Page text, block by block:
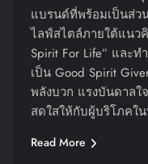
แบรนด์ที่พร้อมเป็นส่ว
ไลฟ์สไตล์ภายใต้แนว
Spirit For Life” และท
เป็น Good Spirit
พลังบวก แรงบันดาลใ
สดใสให้กับผู้บริโภคใ
Read More